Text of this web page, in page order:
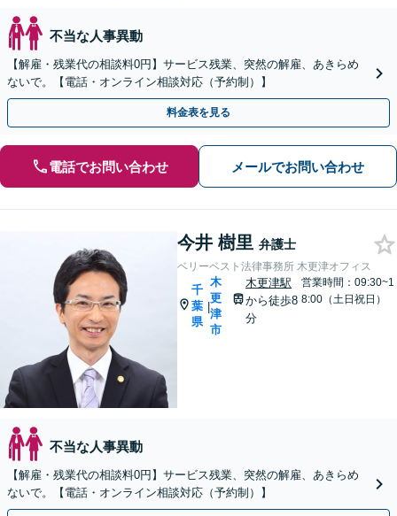
不当な人事異動
【解雇・残業代の相談料0円】サービス残業、突然の解雇、あきらめ
ないで。【電話・オンライン相談対応（予約制）】
料金表を見る
電話でお問い合わせ メールでお問い合わせ
今井 樹里 弁護士
ベリーベスト法律事務所 木更津オフィス
千
葉
県
|
木
更
津
市
木更津駅
から徒歩8
分
営業時間：09:30~1
8:00（土日祝日）
不当な人事異動
【解雇・残業代の相談料0円】サービス残業、突然の解雇、あきらめ
ないで。【電話・オンライン相談対応（予約制）】